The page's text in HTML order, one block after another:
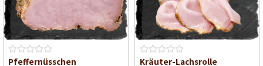
B
Pfeffernüsschen
B
Kräuter-Lachsrolle